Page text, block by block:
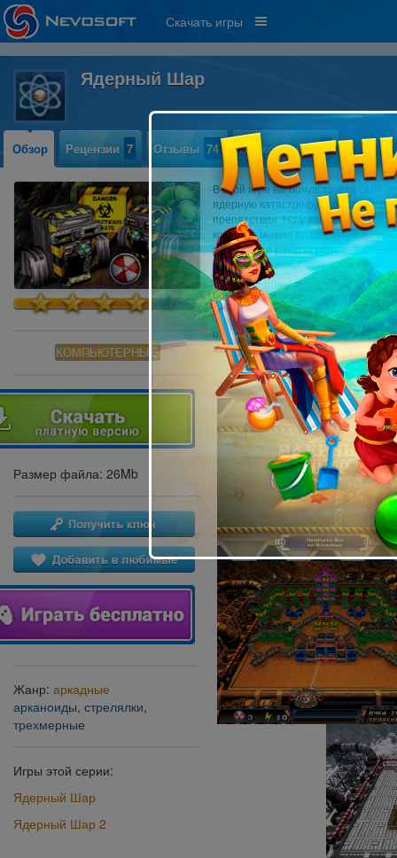
Скачать игры
Ядерный Шар
Обзор Рецензии 7 Отзывы 74 Прохождение 4
КОМПЬЮТЕРНЫЕ
Размер файла: 26Mb
Жанр: аркадные
арканоиды, стрелялки,
трехмерные
Игры этой серии:
Ядерный Шар
Ядерный Шар 2
В этой игре вы почувствуете
ядерную катастрофу. Повсюду
препятствия. Но у вас в арсенале
которого можно разбирать все
перемещая ракетку вправо и
на препятствия. Собирайте
шар, ракетница и многие другие,
бонусы полезны.
Трехмерная графика,
оформление – эта игра настоящий
жанра.